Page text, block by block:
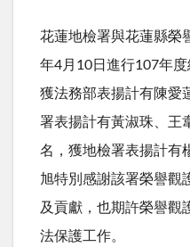
花蓮地檢署與花蓮縣榮
年4月10日進行107年
獲法務部表揚計有陳愛
署表揚計有黃淑珠、王
名，獲地檢署表揚計有
旭特別感謝該署榮譽觀
及貢獻，也期許榮譽觀
法保護工作。